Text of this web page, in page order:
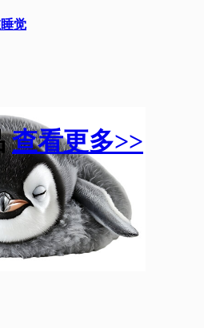
觉
查看更多>>